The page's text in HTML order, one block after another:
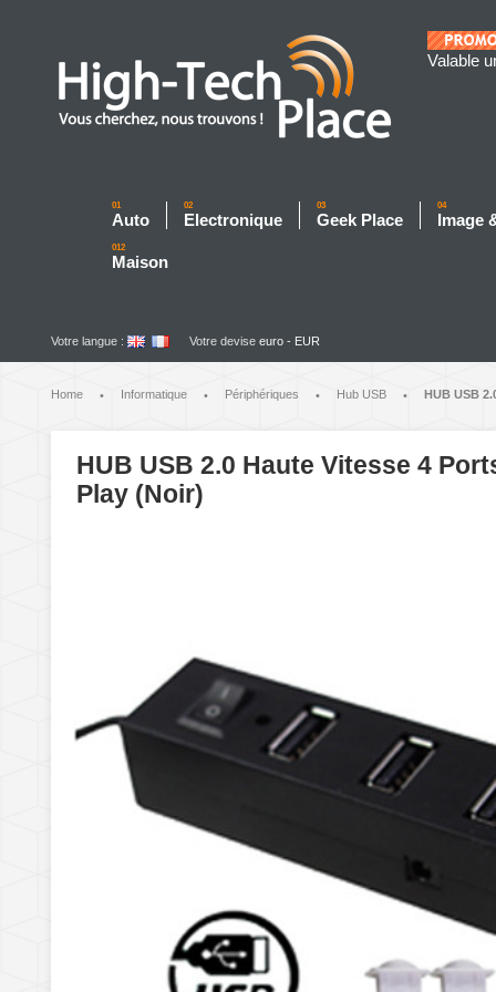
Valable
01
Auto
02
Electronique
03
Geek Place
04
Image
012
Maison
Votre langue : Votre devise euro - EUR
Home • Informatique • Périphériques • Hub USB • HUB USB
HUB USB 2.0 Haute Vitesse 4
Play (Noir)